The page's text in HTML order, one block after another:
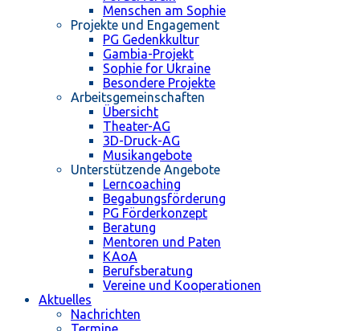
Menschen am Sophie
Projekte und Engagement
PG Gedenkkultur
Gambia-Projekt
Sophie for Ukraine
Besondere Projekte
Arbeitsgemeinschaften
Übersicht
Theater-AG
3D-Druck-AG
Musikangebote
Unterstützende Angebote
Lerncoaching
Begabungsförderung
PG Förderkonzept
Beratung
Mentoren und Paten
KAoA
Berufsberatung
Vereine und Kooperationen
Aktuelles
Nachrichten